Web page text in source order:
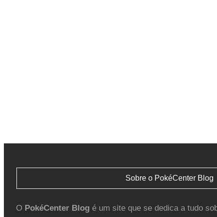
Sobre o PokéCenter Blog
O PokéCenter Blogé um site que se dedica a tudo